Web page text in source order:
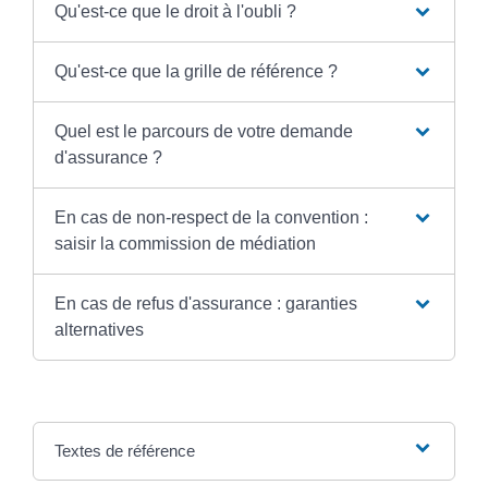
Qu'est-ce que le droit à l'oubli ?
Qu'est-ce que la grille de référence ?
Quel est le parcours de votre demande
d'assurance ?
En cas de non-respect de la convention :
saisir la commission de médiation
En cas de refus d'assurance : garanties
alternatives
Textes de référence